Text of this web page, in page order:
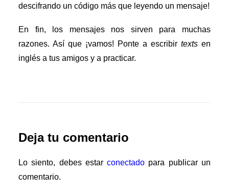
descifrando un código más que leyendo un mensaje!
En fin, los mensajes nos sirven para muchas
razones. Así que ¡vamos! Ponte a escribir texts en
inglés a tus amigos y a practicar.
Deja tu comentario
Lo siento, debes estarconectado para publicar un
comentario.